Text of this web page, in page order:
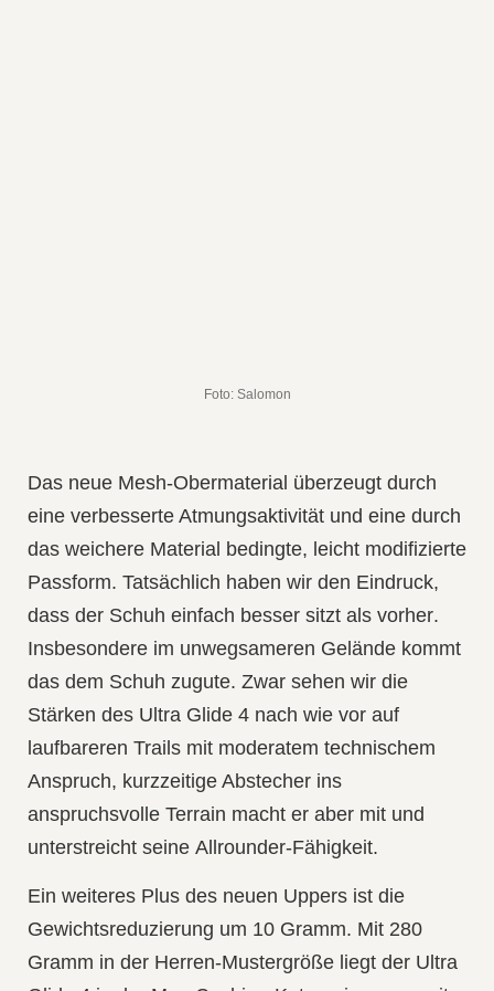
Foto: Salomon
Das neue Mesh-Obermaterial überzeugt durch
eine verbesserte Atmungsaktivität und eine durch
das weichere Material bedingte, leicht modifizierte
Passform. Tatsächlich haben wir den Eindruck,
dass der Schuh einfach besser sitzt als vorher.
Insbesondere im unwegsameren Gelände kommt
das dem Schuh zugute. Zwar sehen wir die
Stärken des Ultra Glide 4 nach wie vor auf
laufbareren Trails mit moderatem technischem
Anspruch, kurzzeitige Abstecher ins
anspruchsvolle Terrain macht er aber mit und
unterstreicht seine Allrounder-Fähigkeit.
Ein weiteres Plus des neuen Uppers ist die
Gewichtsreduzierung um 10 Gramm. Mit 280
Gramm in der Herren-Mustergröße liegt der Ultra